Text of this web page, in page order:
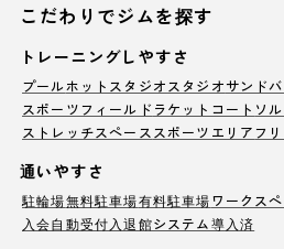
こだわりでジムを探す
トレーニングしやすさ
プールホットスタジオ スタジオサンド
スポーツフィールド ラケットコート ソ
ストレッチスペース スポーツエリア フ
通いやすさ
駐輪場無料駐車場有料駐車場ワークス
入会自動受付 入退館システム導入済